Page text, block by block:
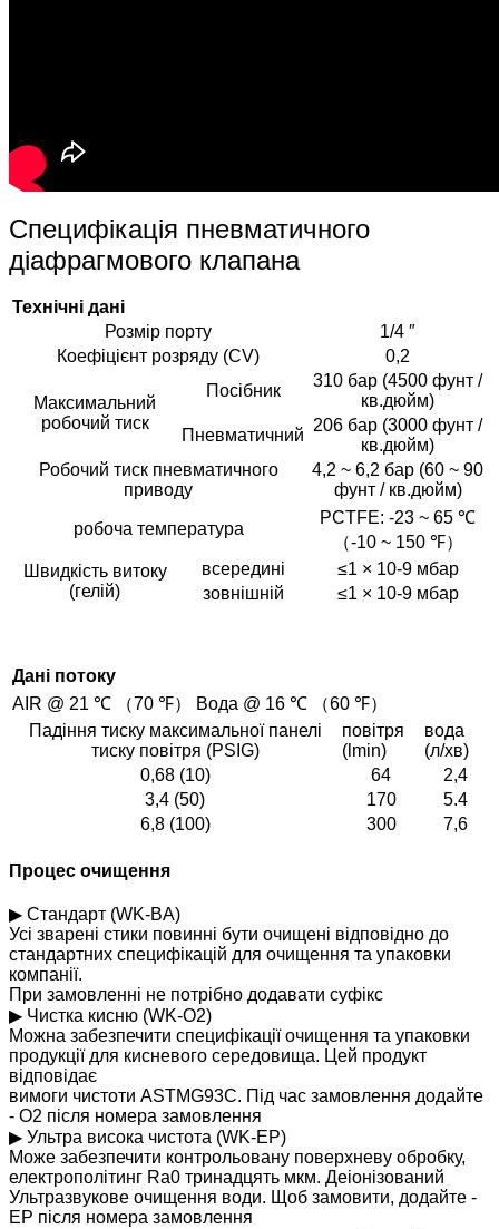
Специфікація пневматичного
діафрагмового клапана
Технічні дані
Розмір порту
1/4 ″
Коефіцієнт розряду (CV)
0,2
Максимальний
робочий тиск
Посібник
310 бар (4500 фунт /
кв.дюйм)
Пневматичний
206 бар (3000 фунт /
кв.дюйм)
Робочий тиск пневматичного
приводу
4,2 ~ 6,2 бар (60 ~ 90
фунт / кв.дюйм)
робоча температура
PCTFE: -23 ~ 65 ℃
（-10 ~ 150 ℉）
Швидкість витоку
(гелій)
всередині
≤1 × 10-9 мбар
зовнішній
≤1 × 10-9 мбар
Дані потоку
AIR @ 21 ℃ （70 ℉） Вода @ 16 ℃ （60 ℉）
Падіння тиску максимальної панелі
тиску повітря (PSIG)
повітря
(lmin)
вода
(л/хв)
0,68 (10)
64
2,4
3,4 (50)
170
5.4
6,8 (100)
300 7,6
Процес очищення
▶ Стандарт (WK-BA)
Усі зварені стики повинні бути очищені відповідно до
стандартних специфікацій для очищення та упаковки
компанії.
При замовленні не потрібно додавати суфікс
▶ Чистка кисню (WK-O2)
Можна забезпечити специфікації очищення та упаковки
продукції для кисневого середовища. Цей продукт
відповідає
вимоги чистоти ASTMG93C. Під час замовлення додайте
- O2 після номера замовлення
▶ Ультра висока чистота (WK-EP)
Може забезпечити контрольовану поверхневу обробку,
електрополітинг Ra0 тринадцять мкм. Деіонізований
Ультразвукове очищення води. Щоб замовити, додайте -
EP після номера замовлення